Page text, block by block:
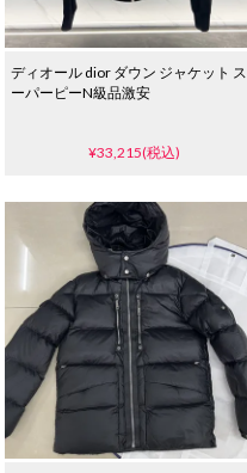
ディオール dior ダウン ジャケット ス
ーパーピーN級品激安
¥33,215(税込)